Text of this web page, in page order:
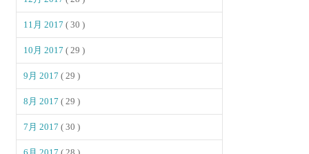
11月 2017( 30 )
10月 2017( 29 )
9月 2017( 29 )
8月 2017( 29 )
7月 2017( 30 )